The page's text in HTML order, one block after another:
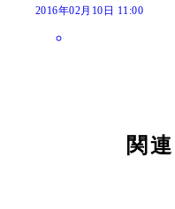
2016年02月10日 11:00
関